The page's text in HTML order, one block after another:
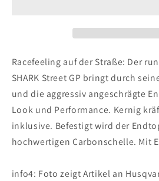
für
Husqvarna
Svartpilen
401
2018-
2019
für
Husqvarna
Svartpilen
401
2018-
2019
Racefeeling auf der Straße: Der
SHARK Street GP bringt durch
und die aggressiv angeschrägte
Look und Performance. Kernig
inklusive. Befestigt wird der
hochwertigen Carbonschelle. Mit
info4: Foto zeigt Artikel an